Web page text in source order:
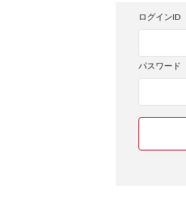
ログインID
パスワード